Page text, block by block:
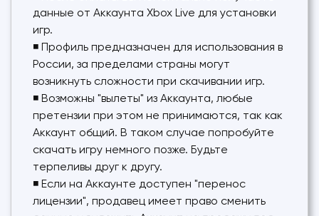
данные от Аккаунта Xbox Live для установки
игр.
◾ Профиль предназначен для использования в
России, за пределами страны могут
возникнуть сложности при скачивании игр.
◾ Возможны "вылеты" из Аккаунта, любые
претензии при этом не принимаются, так как
Аккаунт общий. В таком случае попробуйте
скачать игру немного позже. Будьте
терпеливы друг к другу.
◾ Если на Аккаунте доступен "перенос
лицензии", продавец имеет право сменить